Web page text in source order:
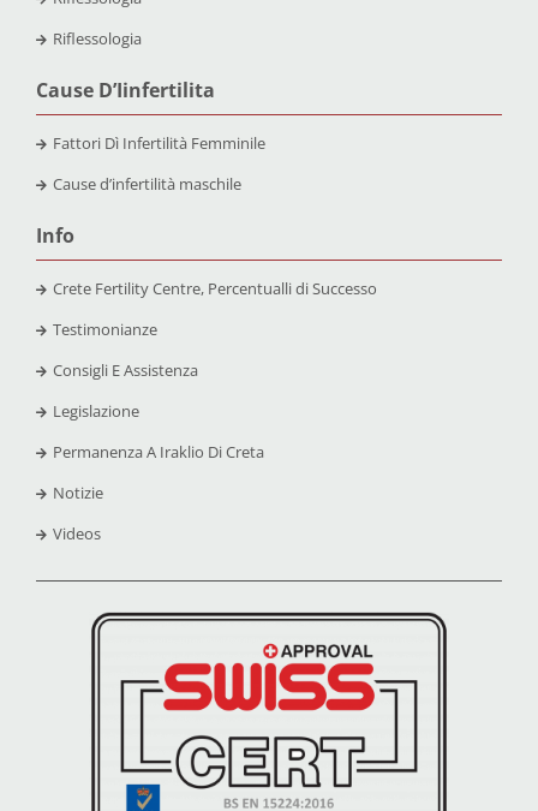
Riflessologia
Cause D’Iinfertilita
Fattori Dì Infertilità Femminile
Cause d’infertilità maschile
Info
Crete Fertility Centre, Percentualli di Successo
Testimonianze
Consigli E Assistenza
Legislazione
Permanenza A Iraklio Di Creta
Notizie
Videos